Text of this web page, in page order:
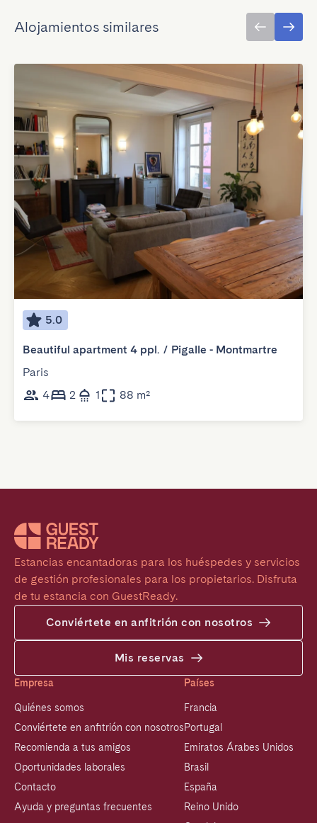
Alojamientos similares
5.0
Beautiful apartment 4 ppl. / Pigalle - Montmartre
Paris
4
2 1 88 m²
Estancias encantadoras para los huéspedes y servicios
de gestión profesionales para los propietarios. Disfruta
de tu estancia con GuestReady.
Conviértete en anfitrión con nosotros
Mis reservas
Empresa
Quiénes somos
Conviértete en anfitrión con nosotros
Recomienda a tus amigos
Oportunidades laborales
Contacto
Ayuda y preguntas frecuentes
Países
Francia
Portugal
Emiratos Árabes Unidos
Brasil
España
Reino Unido